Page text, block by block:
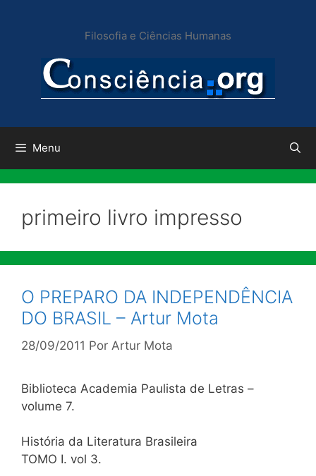
conteúdo
Filosofia e Ciências Humanas
Menu
primeiro livro impresso
O PREPARO DA INDEPENDÊNCIA
DO BRASIL – Artur Mota
28/09/2011 Por Artur Mota
Biblioteca Academia Paulista de Letras –
volume 7.
História da Literatura Brasileira
TOMO I. vol 3.